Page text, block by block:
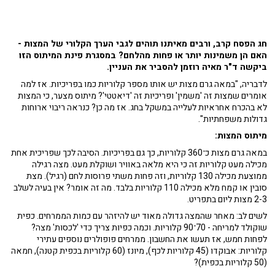
חג הפסח קרב, ורבים מאיתנו תוהים לגבי הערך הקלורי של המצות -
האם הן משמינות יותר או פחות מהלחם? במסגרת פינת המיתוס הזו
ביקשה ד"ר מאיה רוזמן להסביר את העניין.
לדבריה, "במאה גרם מצות יש אותו מספר קלוריות כמו בפריכיות. אז למה
אומרים שמצות זה 'משמין' ופריכיות זה 'דיאטטי'? מיתוס מצער, כי המצות
לא בהכרח אחראיות לעלייה במשקל בחג. אז מה כן? כנראה ריבוי ארוחות
גדולות משפחתיות".
מיתוס המצות:
במאה גרם מצות כ־360 קלוריות, כך גם בפריכיות. הסיבה לכך שפריכית אחת
מכילה מעט קלוריות זה כי היא מלאה באוויר ושוקלת מעט. מצה רגילה
ממוצעת מכילה 130 קלוריות, וזה פחות משתי פרוסות לחם (רגיל). מצת
סובין או קמח מלא מכילה 110 קלוריות בלבד. מה זה אומר? אין בעיה לשלב
2-3 מצות ליום בתפריט.
לשים לב: מאחר שהמצה גדולה מאוד יש להיזהר עם כמות הממרחים. כפית
שוקולד למריחה - 70־90 קלוריות. וכמה כפיות צריך כדי 'לכסות' מצה?
לפחות חמש, אז תעשו את החשבון. ממרחים פופולרים נוספים עתירי
קלוריות: אבוקדו (45 קלוריות לכף), מיונז (60 קלוריות בכפית קטנה), חמאה
(50 קלוריות בכפית)?